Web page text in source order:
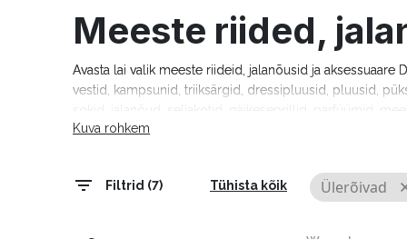
Meeste riided,
Avasta lai valik meeste riideid, jalanõusid ja
vestid, kampsunid, triiksärgid, dressipluusid, pluusid,
moebrändidelt nagu Guess, Tommy Hilfiger, Calvin
Kuva rohkem
Filtrid (7) Tühista kõik Ülerõivad